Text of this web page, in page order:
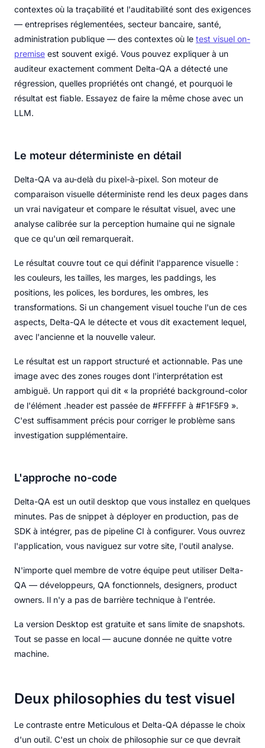
contextes où la traçabilité et l'auditabilité sont des exigences
— entreprises réglementées, secteur bancaire, santé,
administration publique — des contextes où le test visuel on-
premise est souvent exigé. Vous pouvez expliquer à un
auditeur exactement comment Delta-QA a détecté une
régression, quelles propriétés ont changé, et pourquoi le
résultat est fiable. Essayez de faire la même chose avec un
LLM.
Le moteur déterministe en détail
Delta-QA va au-delà du pixel-à-pixel. Son moteur de
comparaison visuelle déterministe rend les deux pages dans
un vrai navigateur et compare le résultat visuel, avec une
analyse calibrée sur la perception humaine qui ne signale
que ce qu'un œil remarquerait.
Le résultat couvre tout ce qui définit l'apparence visuelle :
les couleurs, les tailles, les marges, les paddings, les
positions, les polices, les bordures, les ombres, les
transformations. Si un changement visuel touche l'un de ces
aspects, Delta-QA le détecte et vous dit exactement lequel,
avec l'ancienne et la nouvelle valeur.
Le résultat est un rapport structuré et actionnable. Pas une
image avec des zones rouges dont l'interprétation est
ambiguë. Un rapport qui dit « la propriété background-color
de l'élément .header est passée de #FFFFFF à #F1F5F9 ».
C'est suffisamment précis pour corriger le problème sans
investigation supplémentaire.
L'approche no-code
Delta-QA est un outil desktop que vous installez en quelques
minutes. Pas de snippet à déployer en production, pas de
SDK à intégrer, pas de pipeline CI à configurer. Vous ouvrez
l'application, vous naviguez sur votre site, l'outil analyse.
N'importe quel membre de votre équipe peut utiliser Delta-
QA — développeurs, QA fonctionnels, designers, product
owners. Il n'y a pas de barrière technique à l'entrée.
La version Desktop est gratuite et sans limite de snapshots.
Tout se passe en local — aucune donnée ne quitte votre
machine.
Deux philosophies du test visuel
Le contraste entre Meticulous et Delta-QA dépasse le choix
d'un outil. C'est un choix de philosophie sur ce que devrait